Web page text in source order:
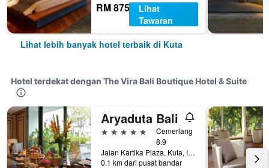
RM 875
Lihat
Tawaran
Lihat lebih banyak hotel terbaik di Kuta
Hotel terdekat dengan The Vira Bali Boutique Hotel & Suite
Aryaduta Bali
5 bintang
Cemerlang
8.9
Jalan Kartika Plaza, Kuta, Indonesia
0.1 km dari pusat bandar